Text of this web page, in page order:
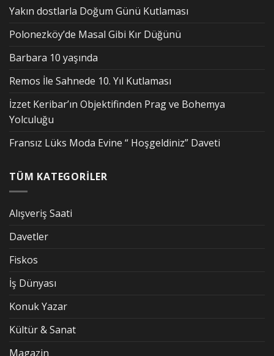
Yakın dostlarla Doğum Günü Kutlaması
Polonezköy’de Masal Gibi Kır Düğünü
Barbara 10 yaşında
Remos İle Sahnede 10. Yıl Kutlaması
İzzet Keribar’ın Objektifinden Prag ve Bohemya
Yolculuğu
Fransız Lüks Moda Evine “ Hoşgeldiniz” Daveti
TÜM KATEGORİLER
Alışveriş Saati
Davetler
Fiskos
İş Dünyası
Konuk Yazar
Kültür & Sanat
Magazin